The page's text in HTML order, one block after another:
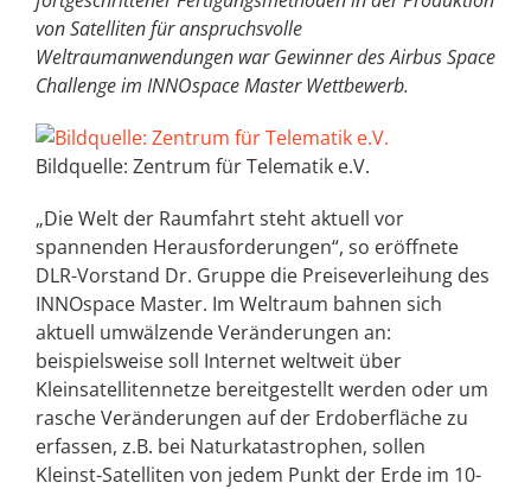
von Satelliten für anspruchsvolle
Weltraumanwendungen war Gewinner des Airbus Space
Challenge im INNOspace Master Wettbewerb.
Bildquelle: Zentrum für Telematik e.V.
„Die Welt der Raumfahrt steht aktuell vor
spannenden Herausforderungen“, so eröffnete
DLR-Vorstand Dr. Gruppe die Preiseverleihung des
INNOspace Master. Im Weltraum bahnen sich
aktuell umwälzende Veränderungen an:
beispielsweise soll Internet weltweit über
Kleinsatellitennetze bereitgestellt werden oder um
rasche Veränderungen auf der Erdoberfläche zu
erfassen, z.B. bei Naturkatastrophen, sollen
Kleinst-Satelliten von jedem Punkt der Erde im 10-